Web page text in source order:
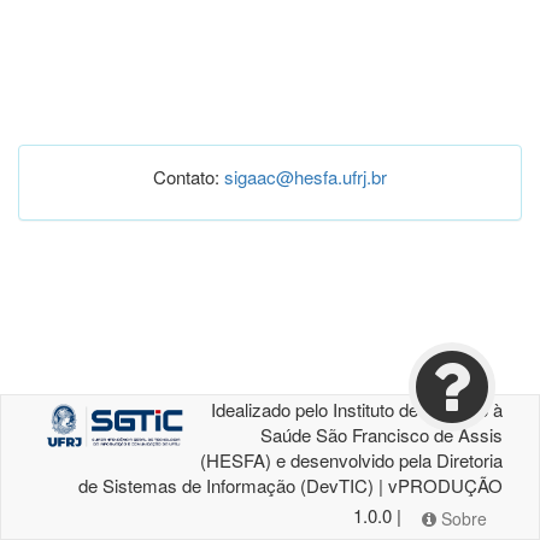
Contato: sigaac@hesfa.ufrj.br
Idealizado pelo Instituto de Atenção à
Saúde São Francisco de Assis
(HESFA) e desenvolvido pela Diretoria
de Sistemas de Informação (DevTIC) | vPRODUÇÃO
1.0.0 |
Sobre